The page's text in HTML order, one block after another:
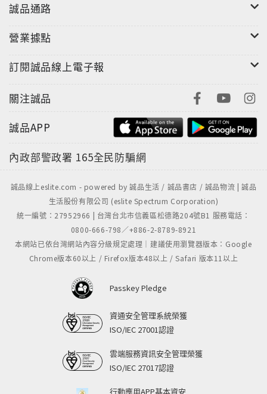
誠品通路
營業據點
訂閱誠品線上電子報
關注誠品
誠品APP
內政部警政署 165全民防騙網
誠品線上eslite.com - powered by 誠品生活 / 誠品書店 / 誠品物流 | 誠品
生活股份有限公司 (eslite Spectrum Corporation)
統一編號：27952966 | 台灣台北市信義區松德路204號B1 服務電話：
0800-666-798／+886-2-8789-8921
本網站已依台灣網站內容分級規定處理｜建議使用瀏覽器版本：Google
Chrome版本60以上 / Firefox版本48以上 / Safari 版本11以上
Passkey Pledge
資通安全管理系統榮獲
ISO/IEC 27001認證
雲端服務資訊安全管理榮獲
ISO/IEC 27017認證
行動應用APP基本資安